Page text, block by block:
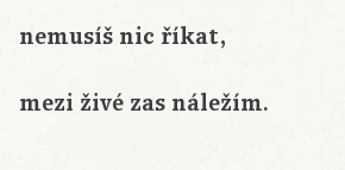
nemusíš nic říkat,
mezi živé zas náležím.